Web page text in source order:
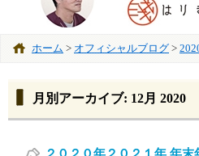
ホーム > オフィシャルブログ>
月別アーカイブ: 12月 2020
２０２０年２０２１年 年